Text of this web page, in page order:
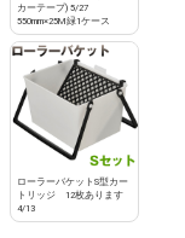
カーテープ) 5/27
550mm×25M緑1ケース
ローラーバケットS型カー
トリッジ 12枚あります
4/13